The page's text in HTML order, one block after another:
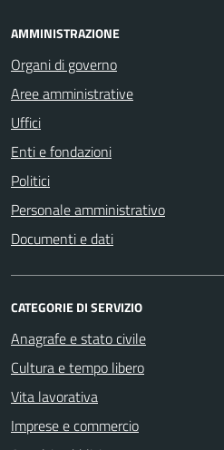
AMMINISTRAZIONE
Organi di governo
Aree amministrative
Uffici
Enti e fondazioni
Politici
Personale amministrativo
Documenti e dati
CATEGORIE DI SERVIZIO
Anagrafe e stato civile
Cultura e tempo libero
Vita lavorativa
Imprese e commercio